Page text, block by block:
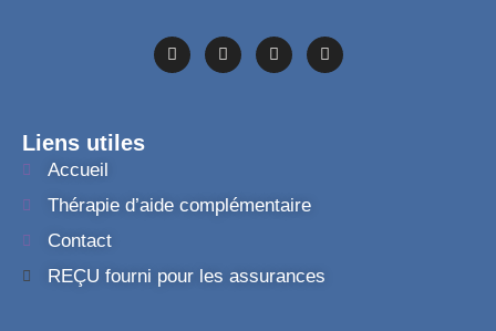
Liens utiles
Accueil
Thérapie d’aide complémentaire
Contact
REÇU fourni pour les assurances